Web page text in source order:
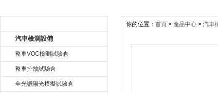
汽車檢測設備
整車VOC檢測試驗倉
整車排放試驗倉
全光譜陽光模擬試驗倉
你的位置： 首頁 > 產品中心 > 汽車